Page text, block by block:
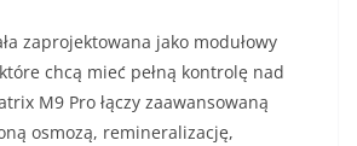
zaprojektowana jako modułowy
chcą mieć pełną kontrolę nad
M9 Pro łączy zaawansowaną
osmozą, remineralizację,